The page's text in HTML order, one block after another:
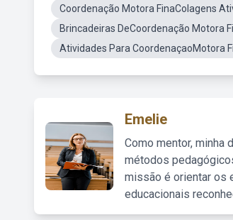
Coordenação Motora FinaColagens
Brincadeiras DeCoordenação Motora
Atividades Para CoordenaçaoMotora
Emelie
Como mentor, minha
métodos
missão é orientar os
educacionais